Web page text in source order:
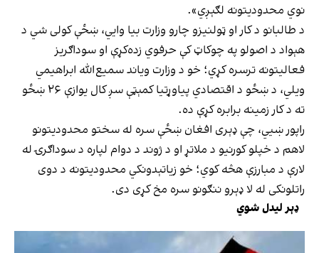
نوي محدودیتونه لګېږي».
د طالبانو د کار او ټولنیزو چارو وزارت بیا وايي، ښځې کولی شي د
هېواد د اصولو په چوکاټ کې حرفوي زده‌کړې او سوداګریز
فعالیتونه ترسره کړي؛ خو د وزارت ویاند سمیع‌الله ابراهیمي
ویلي، د ښځو د اقتصادي پیاوړتیا کمېټې سږ کال یوازې ۲۶ ښځو
ته د کار زمینه برابره کړې ده.
راپور ښيي، چې ډېری افغان ښځې سره له سختو محدودیتونو
لاهم د خپلو کورنیو د ملاتړ او د ژوند د دوام لپاره د سوداګرۍ له
لارې د مبارزې هڅه کوي؛ خو زیاتېدونکي محدودیتونه د دوی
راتلونکی له لا ډېرو ننګونو سره مخ کړی دی.
ډېر لیدل شوي